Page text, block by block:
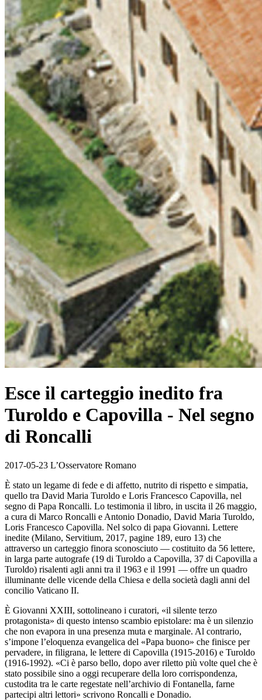
Esce il carteggio inedito fra
Turoldo e Capovilla - Nel segno
di Roncalli
2017-05-23 L’Osservatore Romano
È stato un legame di fede e di affetto, nutrito di rispetto e simpatia,
quello tra David Maria Turoldo e Loris Francesco Capovilla, nel
segno di Papa Roncalli. Lo testimonia il libro, in uscita il 26 maggio,
a cura di Marco Roncalli e Antonio Donadio, David Maria Turoldo,
Loris Francesco Capovilla. Nel solco di papa Giovanni. Lettere
inedite (Milano, Servitium, 2017, pagine 189, euro 13) che
attraverso un carteggio finora sconosciuto — costituito da 56 lettere,
in larga parte autografe (19 di Turoldo a Capovilla, 37 di Capovilla a
Turoldo) risalenti agli anni tra il 1963 e il 1991 — offre un quadro
illuminante delle vicende della Chiesa e della società dagli anni del
concilio Vaticano II.
È Giovanni XXIII, sottolineano i curatori, «il silente terzo
protagonista» di questo intenso scambio epistolare: ma è un silenzio
che non evapora in una presenza muta e marginale. Al contrario,
s’impone l’eloquenza evangelica del «Papa buono» che finisce per
pervadere, in filigrana, le lettere di Capovilla (1915-2016) e Turoldo
(1916-1992). «Ci è parso bello, dopo aver riletto più volte quel che è
stato possibile sino a oggi recuperare della loro corrispondenza,
custodita tra le carte regestate nell’archivio di Fontanella, farne
partecipi altri lettori» scrivono Roncalli e Donadio.